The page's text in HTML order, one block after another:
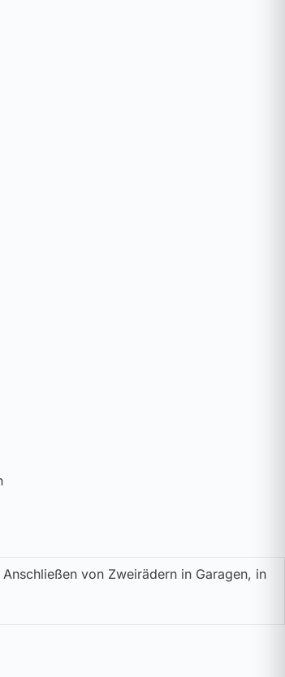
von Zweirädern in Garagen, in